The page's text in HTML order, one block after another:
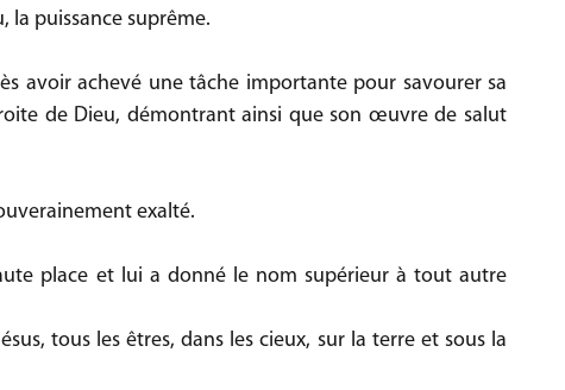
la puissance suprême.
avoir achevé une tâche importante pour savourer sa
de Dieu, démontrant ainsi que son œuvre de salut
exalté.
place et lui a donné le nom supérieur à tout autre